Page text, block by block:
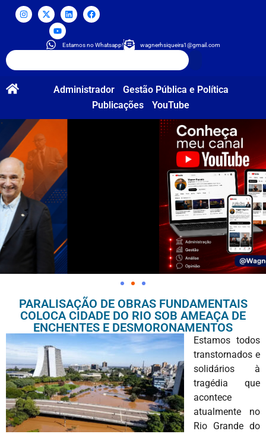
Estamos no Whatsapp! wagnerhsiqueira1@gmail.com
Administrador
Gestão Pública e Política
Publicações
YouTube
PARALISAÇÃO DE OBRAS FUNDAMENTAIS
COLOCA CIDADE DO RIO SOB AMEAÇA DE
ENCHENTES E DESMORONAMENTOS
Estamos todos
transtornados e
solidários à
tragédia que
acontece
atualmente no
Rio Grande do